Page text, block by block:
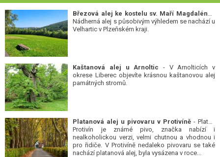
Nádherná alej s působivým výhledem se nachází u
Velhartic v Plzeňském kraji.
Kaštanová alej u Arnoltic - V Arnolticích v
okrese Liberec objevíte krásnou kaštanovou alej
památných stromů.
Platanová alej u pivovaru v Protivíně - Platan
Protivín je známé pivo, značka nabízí i
nealkoholickou verzi, velmi chutnou a vhodnou i
pro řidiče. V Protivíně nedaleko pivovaru se také
nachází platanová alej, byla vysázena v roce...